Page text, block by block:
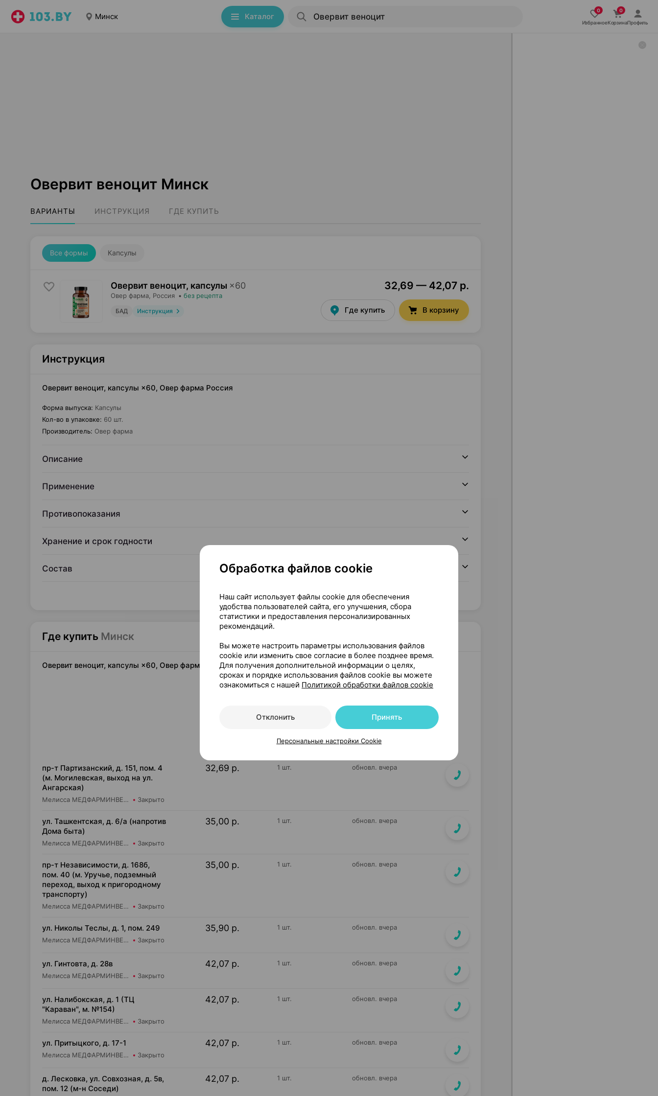
Минск Каталог
ИзбранноеКорзинаПрофиль
Овервит веноцит Минск
ВАРИАНТЫ ИНСТРУКЦИЯ ГДЕ КУПИТЬ
Все формы Капсулы
Овервит веноцит, капсулы ×60
Овер фарма , Россия • без рецепта
БАД Инструкция
32,69 — 42,07 р.
Где купить В корзину
Инструкция
Овервит веноцит, капсулы ×60, Овер фарма Россия
Форма выпуска: Капсулы
Кол-во в упаковке: 60 шт.
Производитель: Овер фарма
Описание
Применение
Противопоказания
Хранение и срок годности
Состав
Читать полностью
Где купить Минск
Овервит веноцит, капсулы ×60, Овер фарма Россия
На карте
пр-т Партизанский, д. 151, пом. 4
(м. Могилевская, выход на ул.
Ангарская)
Мелисса МЕДФАРМИНВЕСТ УП Аптека №1 Закрыто
32,69 р. 1 шт. обновл. вчера
ул. Ташкентская, д. 6/а (напротив
Дома быта)
Мелисса МЕДФАРМИНВЕСТ УП Аптека №2 Закрыто
35,00 р. 1 шт. обновл. вчера
пр-т Независимости, д. 168б,
пом. 40 (м. Уручье, подземный
переход, выход к пригородному
транспорту)
Мелисса МЕДФАРМИНВЕСТ УП Аптека №4 Закрыто
35,00 р. 1 шт. обновл. вчера
ул. Николы Теслы, д. 1, пом. 249
Мелисса МЕДФАРМИНВЕСТ УП Аптека №32 Закрыто
35,90 р. 1 шт. обновл. вчера
ул. Гинтовта, д. 28в
Мелисса МЕДФАРМИНВЕСТ УП Аптека №20 Закрыто
42,07 р. 1 шт. обновл. вчера
ул. Налибокская, д. 1 (ТЦ
"Караван", м. №154)
Мелисса МЕДФАРМИНВЕСТ УП Аптека №6 Закрыто
42,07 р. 1 шт. обновл. вчера
ул. Притыцкого, д. 17-1
Мелисса МЕДФАРМИНВЕСТ УП Аптека №16 Закрыто
42,07 р. 1 шт. обновл. вчера
д. Лесковка, ул. Совхозная, д. 5в,
пом. 12 (м-н Соседи)
42,07 р. 1 шт. обновл. вчера
Обработка файлов cookie
Наш сайт использует файлы cookie для обеспечения
удобства пользователей сайта, его улучшения, сбора
статистики и предоставления персонализированных
рекомендаций.
Вы можете настроить параметры использования файлов
cookie или изменить свое согласие в более позднее время.
Для получения дополнительной информации о целях,
сроках и порядке использования файлов cookie вы можете
ознакомиться с нашей Политикой обработки файлов cookie
Отклонить Принять
Персональные настройки Cookie